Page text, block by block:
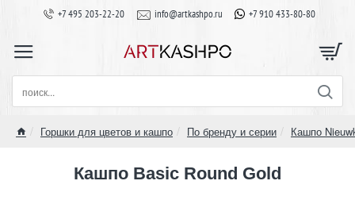
+7 495 203-22-20 info@artkashpo.ru +7 910 433-80-80
поиск...
Горшки для цветов и кашпо По бренду и серии Кашпо
Кашпо Basic Round Gold